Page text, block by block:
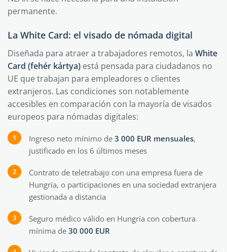
permanente.
La White Card: el visado de nómada digital
Diseñada para atraer a trabajadores remotos, la White
Card (fehér kártya) está pensada para ciudadanos no
UE que trabajan para empleadores o clientes
extranjeros. Las condiciones son notablemente
accesibles en comparación con la mayoría de visados
europeos para nómadas digitales:
Ingreso neto mínimo de 3 000 EUR mensuales,
justificado en los 6 últimos meses
Contrato de teletrabajo con una empresa fuera de
Hungría, o participaciones en una sociedad extranjera
gestionada a distancia
Seguro médico válido en Hungría con cobertura
mínima de 30 000 EUR